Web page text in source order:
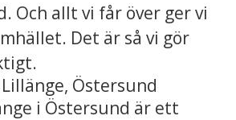
Och allt vi får över ger vi
Det är så vi gör
Östersund
i Östersund är ett